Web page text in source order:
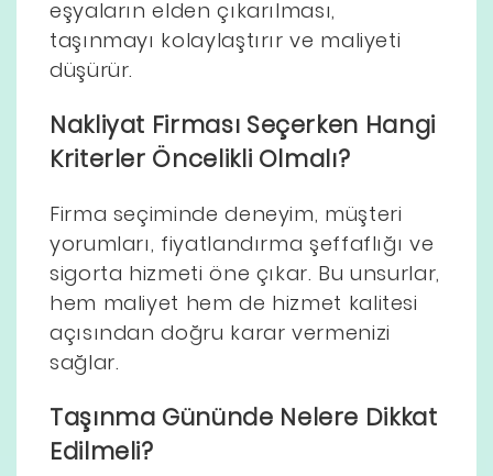
eşyaların elden çıkarılması,
taşınmayı kolaylaştırır ve maliyeti
düşürür.
Nakliyat Firması Seçerken Hangi
Kriterler Öncelikli Olmalı?
Firma seçiminde deneyim, müşteri
yorumları, fiyatlandırma şeffaflığı ve
sigorta hizmeti öne çıkar. Bu unsurlar,
hem maliyet hem de hizmet kalitesi
açısından doğru karar vermenizi
sağlar.
Taşınma Gününde Nelere Dikkat
Edilmeli?